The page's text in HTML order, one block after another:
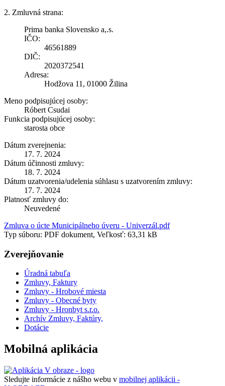
2. Zmluvná strana:
Prima banka Slovensko a,.s.
IČO:
46561889
DIČ:
2020372541
Adresa:
Hodžova 11, 01000 Žilina
Meno podpisujúcej osoby:
Róbert Csudai
Funkcia podpisujúcej osoby:
starosta obce
Dátum zverejnenia:
17. 7. 2024
Dátum účinnosti zmluvy:
18. 7. 2024
Dátum uzatvorenia/udelenia súhlasu s uzatvorením zmluvy:
17. 7. 2024
Platnosť zmluvy do:
Neuvedené
Zmluva o úcte Municipálneho úveru - Univerzál.pdf
Typ súboru: PDF dokument, Veľkosť: 63,31 kB
Zverejňovanie
Úradná tabuľa
Zmluvy, Faktury
Zmluvy - Hrobové miesta
Zmluvy - Obecné byty
Zmluvy - Hronbyt s.r.o.
Archív Zmluvy, Faktúry,
Dotácie
Mobilná aplikácia
Sledujte informácie z nášho webu v mobilnej aplikácii -